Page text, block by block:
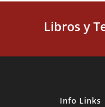
Libros y
Info Links